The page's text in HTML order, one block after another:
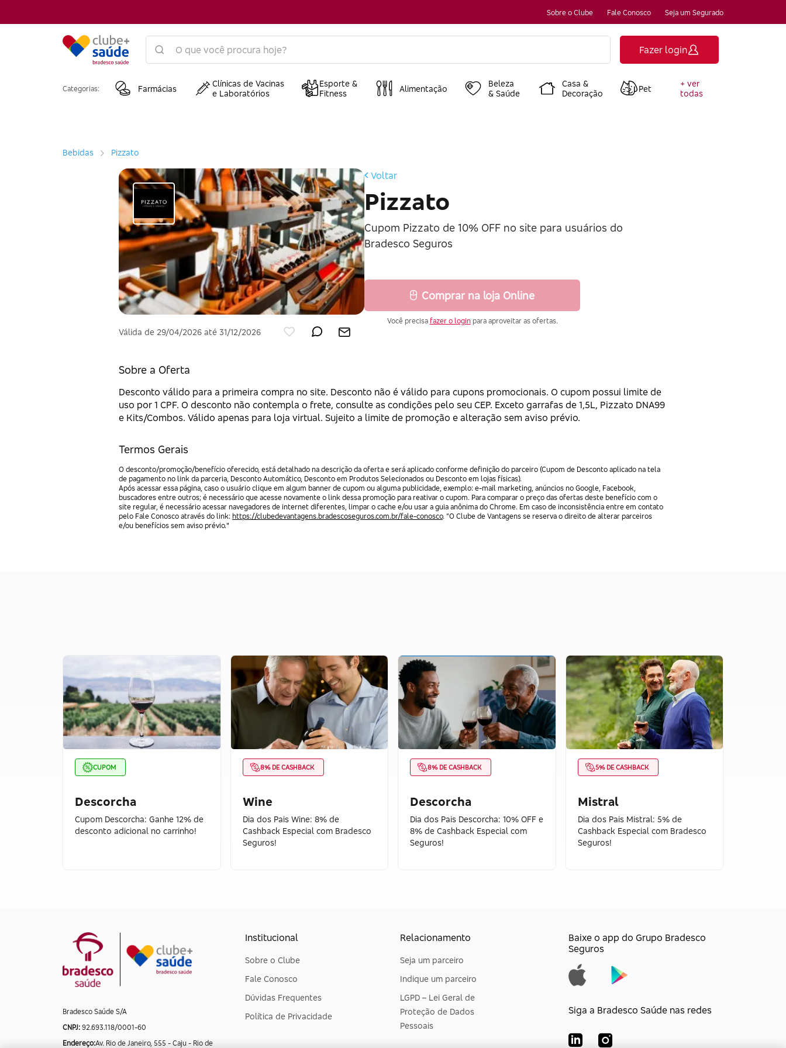
Sobre o Clube Fale Conosco Seja um Segurado
Fazer login
Categorias: Farmácias
Clínicas de Vacinas
e Laboratórios
Esporte &
Fitness
Alimentação
Beleza
& Saúde
Casa &
Decoração
Pet
+ ver
todas
Bebidas Pizzato
Válida de 29/04/2026 até 31/12/2026
Voltar
Pizzato
Cupom Pizzato de 10% OFF no site para usuários do
Bradesco Seguros
Comprar na loja Online
Você precisa fazer o loginpara aproveitar as ofertas.
Sobre a Oferta
Desconto válido para a primeira compra no site. Desconto não é válido para cupons promocionais. O cupom possui limite de
uso por 1 CPF. O desconto não contempla o frete, consulte as condições pelo seu CEP. Exceto garrafas de 1,5L, Pizzato DNA99
e Kits/Combos. Válido apenas para loja virtual. Sujeito a limite de promoção e alteração sem aviso prévio.
Termos Gerais
O desconto/promoção/benefício oferecido, está detalhado na descrição da oferta e será aplicado conforme definição do parceiro (Cupom de Desconto aplicado na tela
de pagamento no link da parceria, Desconto Automático, Desconto em Produtos Selecionados ou Desconto em lojas físicas).
Após acessar essa página, caso o usuário clique em algum banner de cupom ou alguma publicidade, exemplo: e-mail marketing, anúncios no Google, Facebook,
buscadores entre outros; é necessário que acesse novamente o link dessa promoção para reativar o cupom. Para comparar o preço das ofertas deste benefício com o
site regular, é necessário acessar navegadores de internet diferentes, limpar o cache e/ou usar a guia anônima do Chrome. Em caso de inconsistência entre em contato
pelo Fale Conosco através do link: https://clubedevantagens.bradescoseguros.com.br/fale-conosco. “O Clube de Vantagens se reserva o direito de alterar parceiros
e/ou benefícios sem aviso prévio."
CUPOM
Descorcha
Cupom Descorcha: Ganhe 12% de
desconto adicional no carrinho!
8% DE CASHBACK
Wine
Dia dos Pais Wine: 8% de
Cashback Especial com Bradesco
Seguros!
8% DE CASHBACK
Descorcha
Dia dos Pais Descorcha: 10% OFF e
8% de Cashback Especial com
Seguros!
5% DE CASHBACK
Mistral
Dia dos Pais Mistral: 5% de
Cashback Especial com Bradesco
Seguros!
Bradesco Saúde S/A
CNPJ: 92.693.118/0001-60
Endereço:Av. Rio de Janeiro, 555 - Caju - Rio de
Institucional
Sobre o Clube
Fale Conosco
Dúvidas Frequentes
Política de Privacidade
Relacionamento
Seja um parceiro
Indique um parceiro
LGPD – Lei Geral de
Proteção de Dados
Pessoais
Baixe o app do Grupo Bradesco
Seguros
Siga a Bradesco Saúde nas redes